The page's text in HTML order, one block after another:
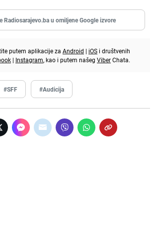
Radiosarajevo.ba u omiljene Google izvore
putem aplikacije za Android | iOS i društvenih
| Instagram, kao i putem našeg ViberChata.
#SFF #Audicija